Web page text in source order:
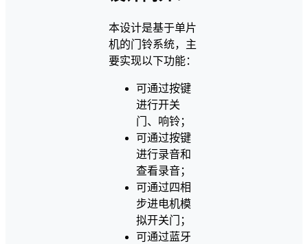
本设计是基于单片
机的门铃系统，主
要实现以下功能：
可通过按键
进行开关
门、响铃；
可通过按键
进行录音和
查看录音；
可通过四相
步进电机模
拟开关门；
可通过蓝牙